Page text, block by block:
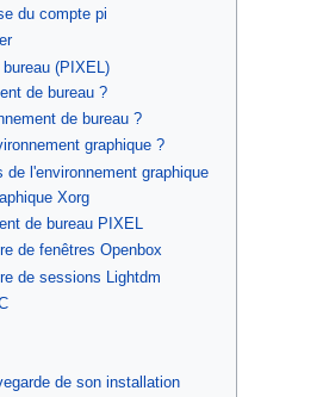
du compte pi
(PIXEL)
de bureau ?
de bureau ?
graphique ?
l'environnement graphique
Xorg
de bureau PIXEL
de fenêtres Openbox
de sessions Lightdm
de son installation